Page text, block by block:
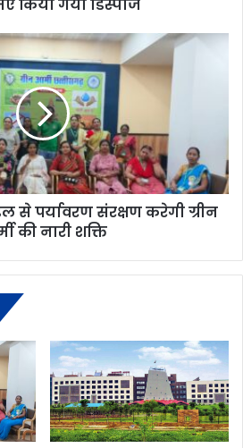
किया गया डिस्पोज
से पर्यावरण संरक्षण करेगी ग्रीन
की नारी शक्ति